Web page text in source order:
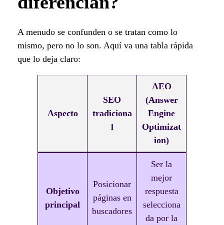
A menudo se confunden o se tratan como lo
mismo, pero no lo son. Aquí va una tabla rápida
que lo deja claro:
Aspecto
SEO
tradiciona
l
AEO
(Answer
Engine
Optimizat
ion)
Objetivo
principal
Posicionar
páginas en
buscadores
Ser la
mejor
respuesta
selecciona
da por la